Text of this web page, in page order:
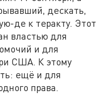
дескать,
де к теракту. Этот
властью для
и для
США. К этому
ещё и для
права.